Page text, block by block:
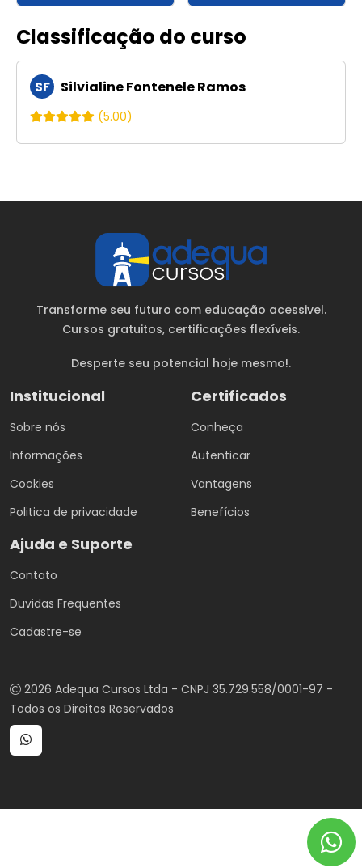
Classificação do curso
SF Silvialine Fontenele Ramos
(5.00)
Transforme seu futuro com educação acessivel.
Cursos gratuitos, certificações flexíveis.
Desperte seu potencial hoje mesmo!.
Institucional
Sobre nós
Informações
Cookies
Politica de privacidade
Certificados
Conheça
Autenticar
Vantagens
Benefícios
Ajuda e Suporte
Contato
Duvidas Frequentes
Cadastre-se
2026 Adequa Cursos Ltda - CNPJ 35.729.558/0001-97 -
Todos os Direitos Reservados